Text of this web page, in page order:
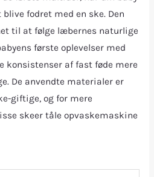
fodret med en ske. Den
til at følge læbernes naturlige
første oplevelser med
konsistenser af fast føde mere
De anvendte materialer er
giftige, og for mere
skeer tåle opvaskemaskine